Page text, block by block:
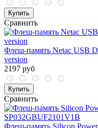
Купить
Сравнить
Флеш-память Netac USB
version
2197 руб
Купить
Сравнить
Флеш-память Silicon